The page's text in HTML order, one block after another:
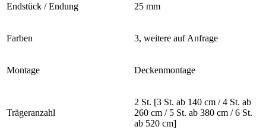
Endstück / Endung 25 mm
Farben 3, weitere auf Anfrage
Montage Deckenmontage
Trägeranzahl
2 St. [3 St. ab 140 cm / 4 St. ab
260 cm / 5 St. ab 380 cm / 6 St.
ab 520 cm]